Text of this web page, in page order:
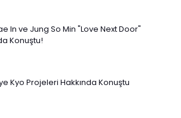
In ve Jung So Min "Love Next Door"
Konuştu!
Kyo Projeleri Hakkında Konuştu